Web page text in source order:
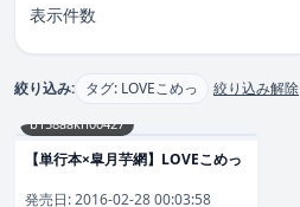
表示件数
絞り込み: タグ: LOVEこめっ 絞り込み解除
b158aakn00427
【単行本×皐月芋網】LOVEこめっ
発売日:2016-02-28 00:03:58